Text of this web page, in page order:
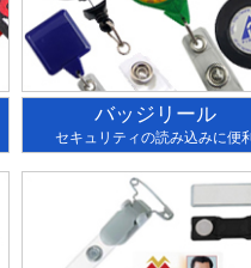
バッジリール
セキュリティの読み込みに便利